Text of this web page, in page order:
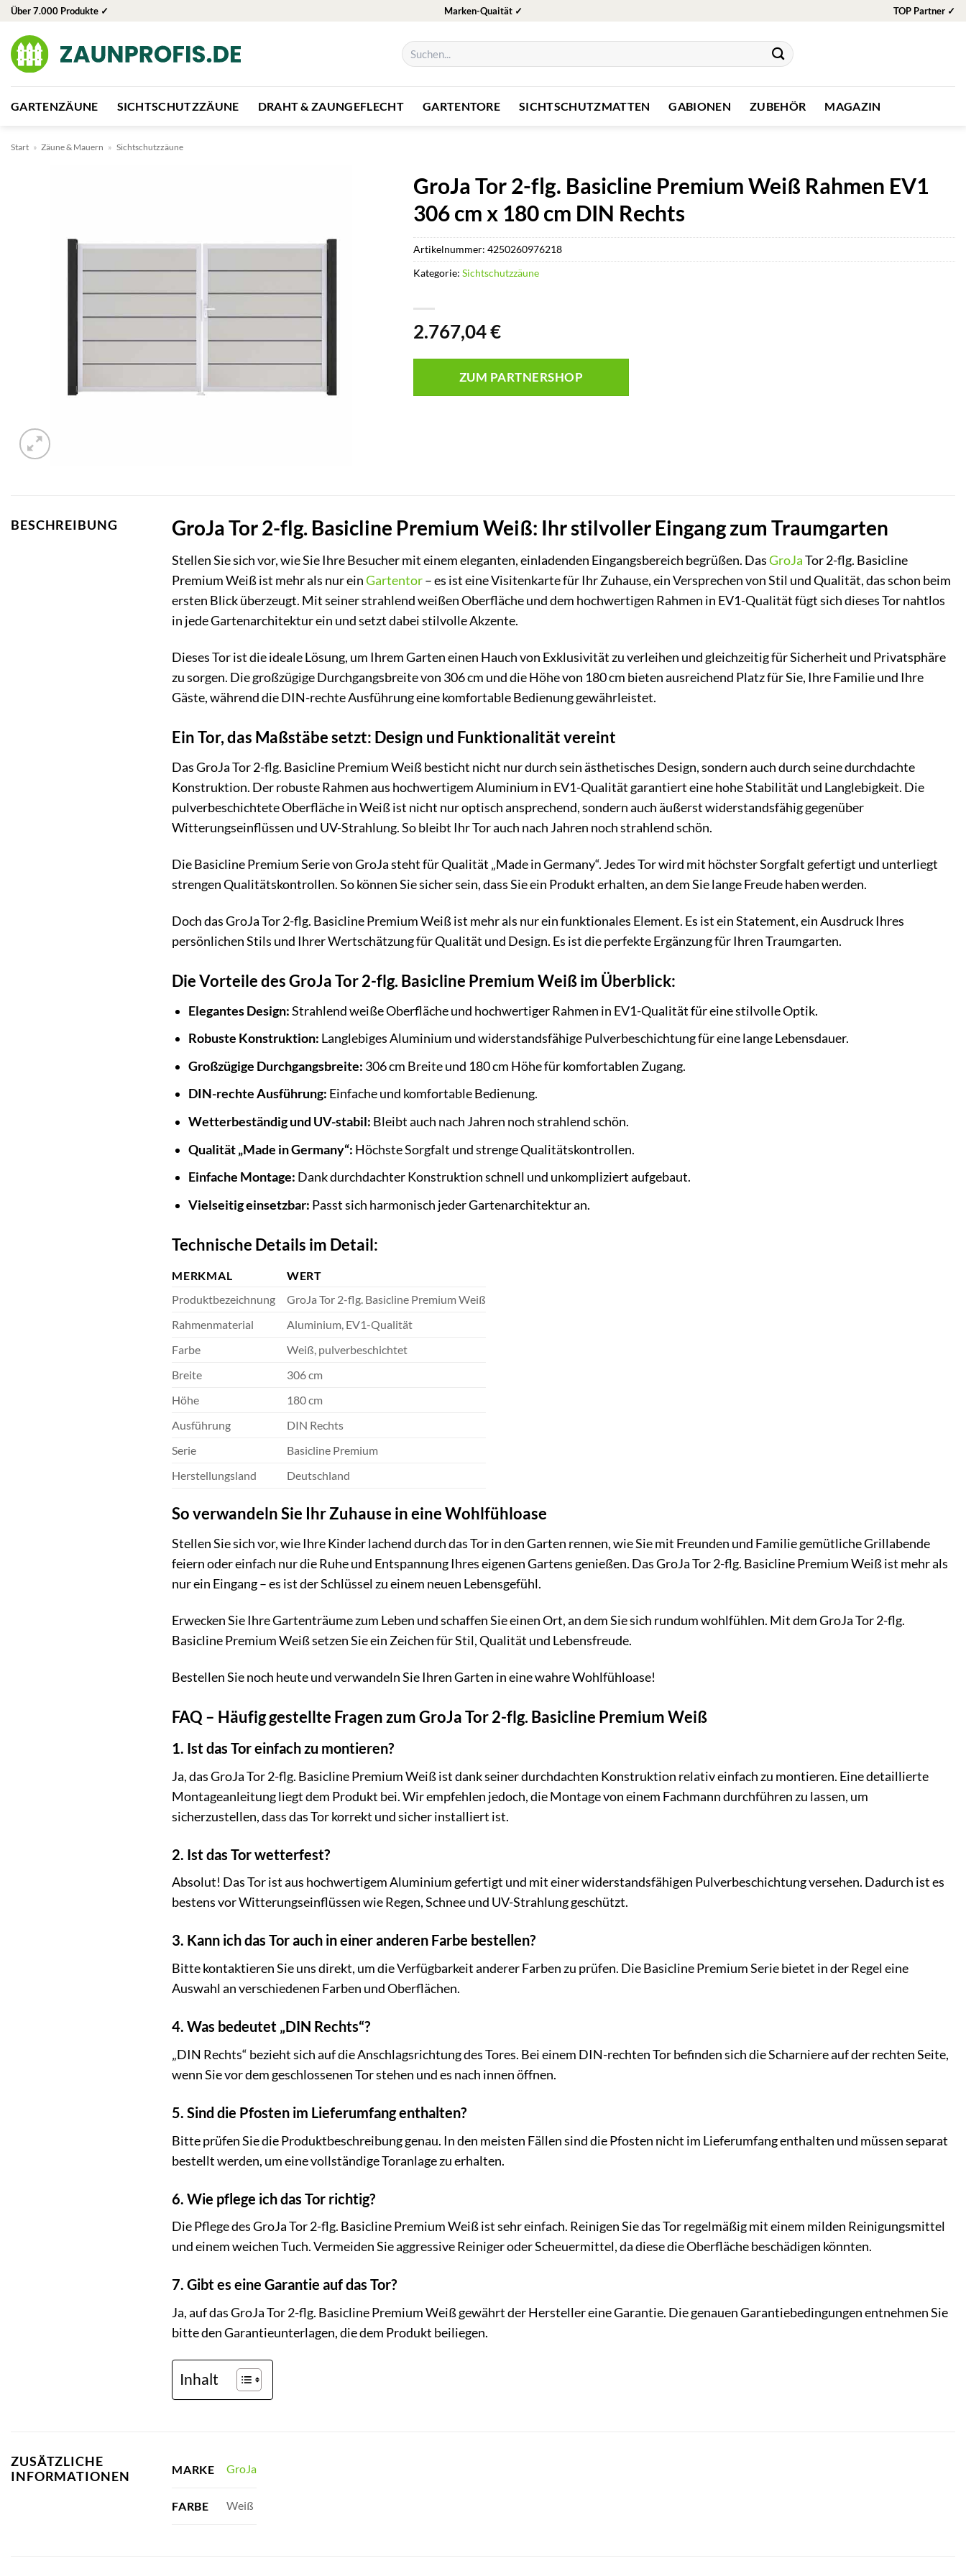
Zum
springen
Über 7.000 Produkte ✓ Marken-Quaität ✓ TOP Partner ✓
Suchen
nach:
GARTENZÄUNE SICHTSCHUTZZÄUNE DRAHT & ZAUNGEFLECHT GARTENTORE SICHTSCHUTZMATTEN GABIONEN ZUBEHÖR MAGAZIN
Start » Zäune & Mauern » Sichtschutzzäune
GroJa Tor 2-flg. Basicline Premium Weiß Rahmen EV1
306 cm x 180 cm DIN Rechts
2.767,04€
ZUM PARTNERSHOP
Artikelnummer: 4250260976218
Kategorie: Sichtschutzzäune
BESCHREIBUNG GroJa Tor 2-flg. Basicline Premium Weiß: Ihr stilvoller Eingang zum Traumgarten
Stellen Sie sich vor, wie Sie Ihre Besucher mit einem eleganten, einladenden Eingangsbereich begrüßen. DasGroJaTor 2-flg. Basicline
Premium Weiß ist mehr als nur einGartentor– es ist eine Visitenkarte für Ihr Zuhause, ein Versprechen von Stil und Qualität, das schon beim
ersten Blick überzeugt. Mit seiner strahlend weißen Oberfläche und dem hochwertigen Rahmen in EV1-Qualität fügt sich dieses Tor nahtlos
in jede Gartenarchitektur ein und setzt dabei stilvolle Akzente.
Dieses Tor ist die ideale Lösung, um Ihrem Garten einen Hauch von Exklusivität zu verleihen und gleichzeitig für Sicherheit und Privatsphäre
zu sorgen. Die großzügige Durchgangsbreite von 306 cm und die Höhe von 180 cm bieten ausreichend Platz für Sie, Ihre Familie und Ihre
Gäste, während die DIN-rechte Ausführung eine komfortable Bedienung gewährleistet.
Ein Tor, das Maßstäbe setzt: Design und Funktionalität vereint
Das GroJa Tor 2-flg. Basicline Premium Weiß besticht nicht nur durch sein ästhetisches Design, sondern auch durch seine durchdachte
Konstruktion. Der robuste Rahmen aus hochwertigem Aluminium in EV1-Qualität garantiert eine hohe Stabilität und Langlebigkeit. Die
pulverbeschichtete Oberfläche in Weiß ist nicht nur optisch ansprechend, sondern auch äußerst widerstandsfähig gegenüber
Witterungseinflüssen und UV-Strahlung. So bleibt Ihr Tor auch nach Jahren noch strahlend schön.
Die Basicline Premium Serie von GroJa steht für Qualität „Made in Germany“. Jedes Tor wird mit höchster Sorgfalt gefertigt und unterliegt
strengen Qualitätskontrollen. So können Sie sicher sein, dass Sie ein Produkt erhalten, an dem Sie lange Freude haben werden.
Doch das GroJa Tor 2-flg. Basicline Premium Weiß ist mehr als nur ein funktionales Element. Es ist ein Statement, ein Ausdruck Ihres
persönlichen Stils und Ihrer Wertschätzung für Qualität und Design. Es ist die perfekte Ergänzung für Ihren Traumgarten.
Die Vorteile des GroJa Tor 2-flg. Basicline Premium Weiß im Überblick:
Elegantes Design:Strahlend weiße Oberfläche und hochwertiger Rahmen in EV1-Qualität für eine stilvolle Optik.
Robuste Konstruktion: Langlebiges Aluminium und widerstandsfähige Pulverbeschichtung für eine lange Lebensdauer.
Großzügige Durchgangsbreite: 306 cm Breite und 180 cm Höhe für komfortablen Zugang.
DIN-rechte Ausführung: Einfache und komfortable Bedienung.
Wetterbeständig und UV-stabil: Bleibt auch nach Jahren noch strahlend schön.
Qualität „Made in Germany“: Höchste Sorgfalt und strenge Qualitätskontrollen.
Einfache Montage: Dank durchdachter Konstruktion schnell und unkompliziert aufgebaut.
Vielseitig einsetzbar: Passt sich harmonisch jeder Gartenarchitektur an.
Technische Details im Detail:
MERKMAL
WERT
Produktbezeichnung
GroJa Tor 2-flg. Basicline Premium Weiß
Rahmenmaterial
Aluminium, EV1-Qualität
Farbe
Weiß, pulverbeschichtet
Breite
306 cm
Höhe
180 cm
Ausführung
DIN Rechts
Serie
Basicline Premium
Herstellungsland
Deutschland
So verwandeln Sie Ihr Zuhause in eine Wohlfühloase
Stellen Sie sich vor, wie Ihre Kinder lachend durch das Tor in den Garten rennen, wie Sie mit Freunden und Familie gemütliche Grillabende
feiern oder einfach nur die Ruhe und Entspannung Ihres eigenen Gartens genießen. Das GroJa Tor 2-flg. Basicline Premium Weiß ist mehr als
nur ein Eingang – es ist der Schlüssel zu einem neuen Lebensgefühl.
Erwecken Sie Ihre Gartenträume zum Leben und schaffen Sie einen Ort, an dem Sie sich rundum wohlfühlen. Mit dem GroJa Tor 2-flg.
Basicline Premium Weiß setzen Sie ein Zeichen für Stil, Qualität und Lebensfreude.
Bestellen Sie noch heute und verwandeln Sie Ihren Garten in eine wahre Wohlfühloase!
FAQ – Häufig gestellte Fragen zum GroJa Tor 2-flg. Basicline Premium Weiß
1. Ist das Tor einfach zu montieren?
Ja, das GroJa Tor 2-flg. Basicline Premium Weiß ist dank seiner durchdachten Konstruktion relativ einfach zu montieren. Eine detaillierte
Montageanleitung liegt dem Produkt bei. Wir empfehlen jedoch, die Montage von einem Fachmann durchführen zu lassen, um
sicherzustellen, dass das Tor korrekt und sicher installiert ist.
2. Ist das Tor wetterfest?
Absolut! Das Tor ist aus hochwertigem Aluminium gefertigt und mit einer widerstandsfähigen Pulverbeschichtung versehen. Dadurch ist es
bestens vor Witterungseinflüssen wie Regen, Schnee und UV-Strahlung geschützt.
3. Kann ich das Tor auch in einer anderen Farbe bestellen?
Bitte kontaktieren Sie uns direkt, um die Verfügbarkeit anderer Farben zu prüfen. Die Basicline Premium Serie bietet in der Regel eine
Auswahl an verschiedenen Farben und Oberflächen.
4. Was bedeutet „DIN Rechts“?
„DIN Rechts“ bezieht sich auf die Anschlagsrichtung des Tores. Bei einem DIN-rechten Tor befinden sich die Scharniere auf der rechten Seite,
wenn Sie vor dem geschlossenen Tor stehen und es nach innen öffnen.
5. Sind die Pfosten im Lieferumfang enthalten?
Bitte prüfen Sie die Produktbeschreibung genau. In den meisten Fällen sind die Pfosten nicht im Lieferumfang enthalten und müssen separat
bestellt werden, um eine vollständige Toranlage zu erhalten.
6. Wie pflege ich das Tor richtig?
Die Pflege des GroJa Tor 2-flg. Basicline Premium Weiß ist sehr einfach. Reinigen Sie das Tor regelmäßig mit einem milden Reinigungsmittel
und einem weichen Tuch. Vermeiden Sie aggressive Reiniger oder Scheuermittel, da diese die Oberfläche beschädigen könnten.
7. Gibt es eine Garantie auf das Tor?
Ja, auf das GroJa Tor 2-flg. Basicline Premium Weiß gewährt der Hersteller eine Garantie. Die genauen Garantiebedingungen entnehmen Sie
bitte den Garantieunterlagen, die dem Produkt beiliegen.
Inhalt
ZUSÄTZLICHE
INFORMATIONEN
MARKE GroJa
FARBE Weiß